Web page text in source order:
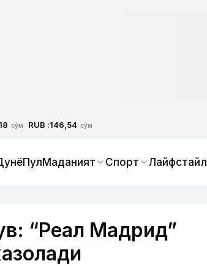
сўм RUB :146,54 сўм
ПулМаданият Спорт Лайфстайл
“Реал Мадрид”